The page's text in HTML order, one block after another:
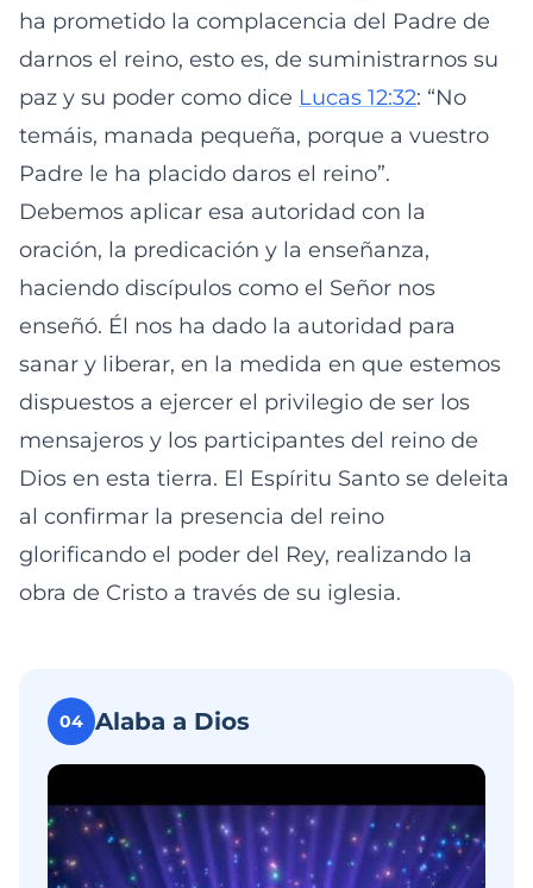
ha prometido la complacencia del Padre de
darnos el reino, esto es, de suministrarnos su
paz y su poder como dice Lucas 12:32: “No
temáis, manada pequeña, porque a vuestro
Padre le ha placido daros el reino”.
Debemos aplicar esa autoridad con la
oración, la predicación y la enseñanza,
haciendo discípulos como el Señor nos
enseñó. Él nos ha dado la autoridad para
sanar y liberar, en la medida en que estemos
dispuestos a ejercer el privilegio de ser los
mensajeros y los participantes del reino de
Dios en esta tierra. El Espíritu Santo se deleita
al confirmar la presencia del reino
glorificando el poder del Rey, realizando la
obra de Cristo a través de su iglesia.
04 Alaba a Dios